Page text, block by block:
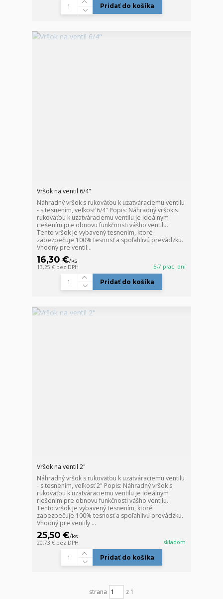
Pridať do košíka
Vršok na ventil 6/4"
Náhradný vršok s rukoväťou k uzatváraciemu ventilu
- s tesnením, veľkosť 6/4" Popis: Náhradný vršok s
rukoväťou k uzatváraciemu ventilu je ideálnym
riešením pre obnovu funkčnosti vášho ventilu.
Tento vršok je vybavený tesnením, ktoré
zabezpečuje 100% tesnosť a spoľahlivú prevádzku.
Vhodný pre ventil...
16,30 €/ks
13,25 € bez DPH 5-7 prac. dní
Pridať do košíka
Vršok na ventil 2"
Náhradný vršok s rukoväťou k uzatváraciemu ventilu
- s tesnením, veľkosť 2" Popis: Náhradný vršok s
rukoväťou k uzatváraciemu ventilu je ideálnym
riešením pre obnovu funkčnosti vášho ventilu.
Tento vršok je vybavený tesnením, ktoré
zabezpečuje 100% tesnosť a spoľahlivú prevádzku.
Vhodný pre ventily ...
25,50 €/ks
20,73 € bez DPH skladom
Pridať do košíka
strana z 1